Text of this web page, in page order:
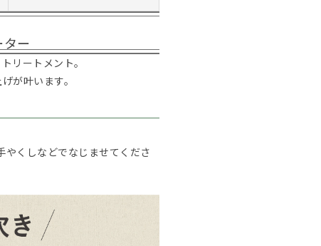
ー
リートメント。
が叶います。
くしなどでなじませてくださ